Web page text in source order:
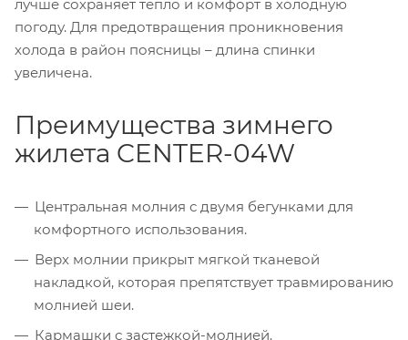
лучше сохраняет тепло и комфорт в холодную
погоду. Для предотвращения проникновения
холода в район поясницы – длина спинки
увеличена.
Преимущества зимнего
жилета CENTER-04W
Центральная молния с двумя бегунками для
комфортного использования.
Верх молнии прикрыт мягкой тканевой
накладкой, которая препятствует травмированию
молнией шеи.
Кармашки с застежкой-молнией.